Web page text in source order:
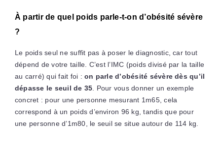
À partir de quel poids parle-t-on d’obésité sévère
?
Le poids seul ne suffit pas à poser le diagnostic, car tout
dépend de votre taille. C’est l’IMC (poids divisé par la taille
au carré) qui fait foi : on parle d’obésité sévère dès qu’il
dépasse le seuil de 35 . Pour vous donner un exemple
concret : pour une personne mesurant 1m65, cela
correspond à un poids d’environ 96 kg, tandis que pour
une personne d’1m80, le seuil se situe autour de 114 kg.